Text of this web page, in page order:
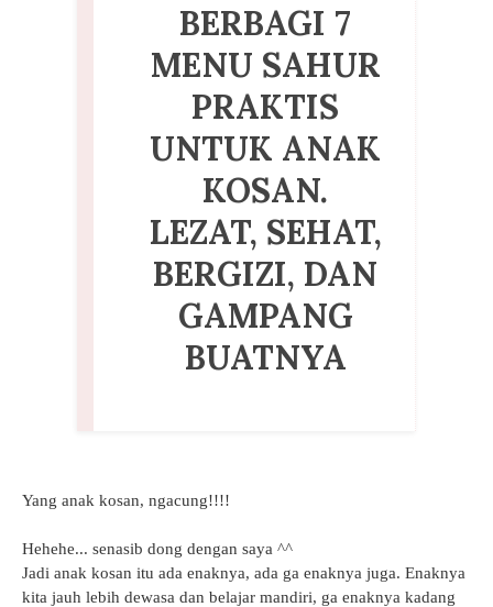
BERBAGI 7
MENU SAHUR
PRAKTIS
UNTUK ANAK
KOSAN.
LEZAT, SEHAT,
BERGIZI, DAN
GAMPANG
BUATNYA
Yang anak kosan, ngacung!!!!
Hehehe... senasib dong dengan saya ^^
Jadi anak kosan itu ada enaknya, ada ga enaknya juga. Enaknya
kita jauh lebih dewasa dan belajar mandiri, ga enaknya kadang